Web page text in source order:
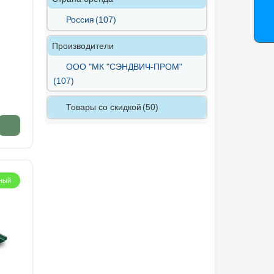
Россия(107)
Производители
ООО "МК "СЭНДВИЧ-ПРОМ"
(107)
Товары со скидкой (50)